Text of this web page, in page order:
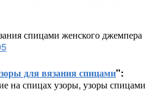
спицами женского джемпера
для вязания спицами":
на спицах узоры, узоры спицами